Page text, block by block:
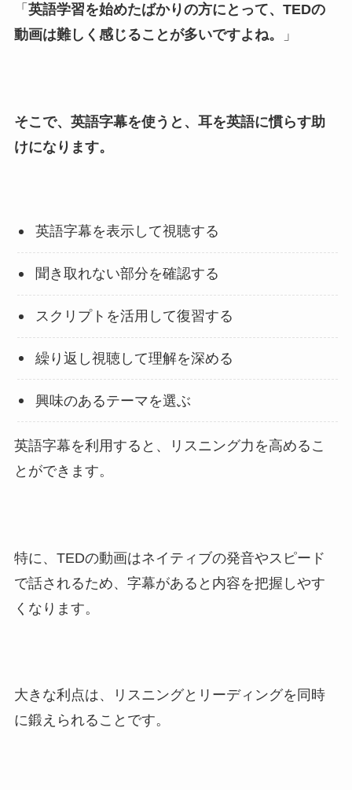
「 英語学習を始めたばかりの方にとって、TEDの
動画は難しく感じることが多いですよね。
」
そこで、英語字幕を使うと、耳を英語に慣らす助
けになります。
英語字幕を表示して視聴する
聞き取れない部分を確認する
スクリプトを活用して復習する
繰り返し視聴して理解を深める
興味のあるテーマを選ぶ
英語字幕を利用すると、リスニング力を高めるこ
とができます。
特に、TEDの動画はネイティブの発音やスピード
で話されるため、字幕があると内容を把握しやす
くなります。
大きな利点は、リスニングとリーディングを同時
に鍛えられることです。